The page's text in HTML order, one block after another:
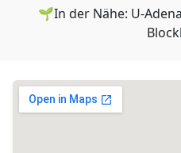
🌱In der Nähe: U-